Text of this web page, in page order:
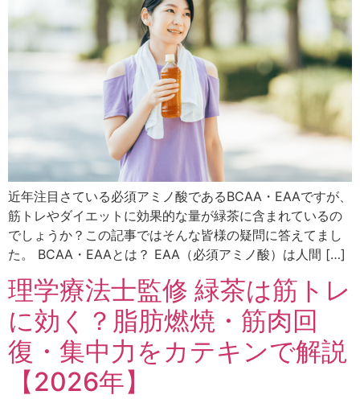
近年注目さている必須アミノ酸であるBCAA・EAAですが、
筋トレやダイエットに効果的な量が緑茶に含まれているの
でしょうか？この記事ではそんな皆様の疑問に答えてまし
た。 BCAA・EAAとは？ EAA（必須アミノ酸）は人間 […]
理学療法士監修 緑茶は筋トレ
に効く？脂肪燃焼・筋肉回
復・集中力をカテキンで解説
【2026年】